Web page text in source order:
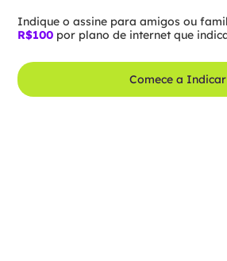
Indique o assine para amigos ou
R$100 por plano de internet que
Comece a Indicar